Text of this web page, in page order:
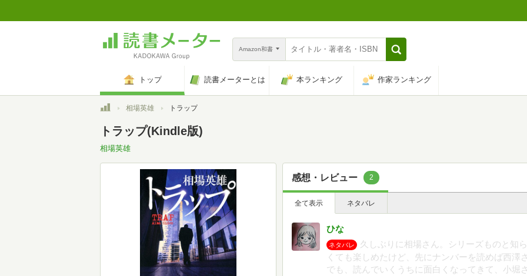
Amazon和書
トップ 読書メーターとは 本ランキング 作家ランキング
トップ相場英雄 トラップ
トラップ(Kindle版)
相場英雄
感想・レビュー 2
全て表示 ネタバレ
ひな
ネタバレ
久しぶりに相場さん。シリーズものと知
くても楽しめたけど、先にナンバーを読めば西澤
でも、読んでいくうちに面白くなってきて、小堀